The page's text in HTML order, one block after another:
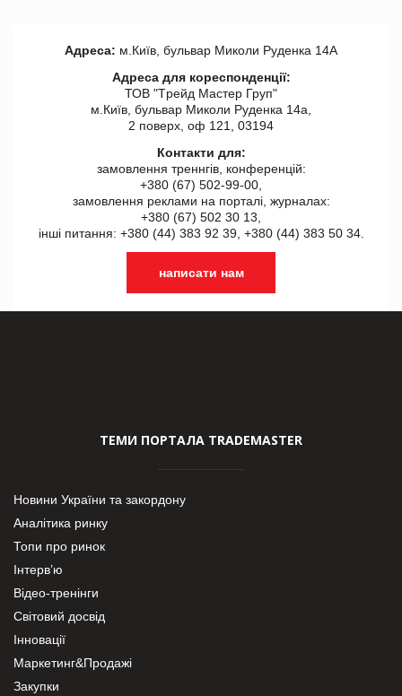
Адреса: м.Київ, бульвар Миколи Руденка 14А
Адреса для кореспонденції:
ТОВ "Tрейд Мастер Груп"
м.Київ, бульвар Миколи Руденка 14а,
2 поверх, оф 121, 03194
Контакти для:
замовлення треннгів, конференцій:
+380 (67) 502-99-00,
замовлення реклами на порталі, журналах:
+380 (67) 502 30 13,
інші питання: +380 (44) 383 92 39, +380 (44) 383 50 34.
написати нам
ТЕМИ ПОРТАЛА TRADEMASTER
Новини України та закордону
Аналітика ринку
Топи про ринок
Інтерв’ю
Відео-тренінги
Світовий досвід
Інновації
Маркетинг&Продажі
Закупки